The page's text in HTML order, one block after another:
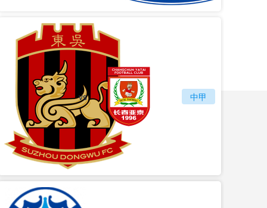
苏州东吴
vs 长春亚泰中甲